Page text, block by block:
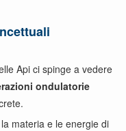
Api ci spinge a vedere
ondulatorie
materia e le energie di